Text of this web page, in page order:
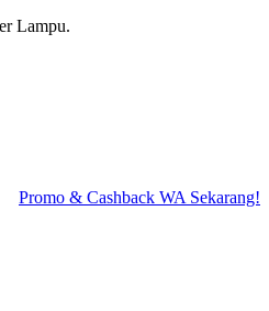
Lampu.
Promo & Cashback WA Sekarang!